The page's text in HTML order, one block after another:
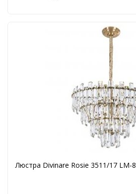
Люстра Divinare Rosie 3511/17 LM-8